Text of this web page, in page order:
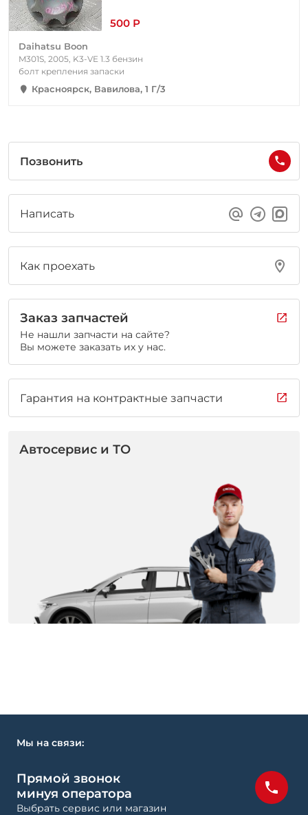
500 Р
Daihatsu Boon
M301S, 2005, K3-VE 1.3 бензин
болт крепления запаски
Красноярск, Вавилова, 1 Г/3
Позвонить
Написать
Как проехать
Заказ запчастей
Не нашли запчасти на сайте?
Вы можете заказать их у нас.
Гарантия на контрактные запчасти
Автосервис и ТО
Мы на связи:
Прямой звонок
минуя оператора
Выбрать сервис или магазин